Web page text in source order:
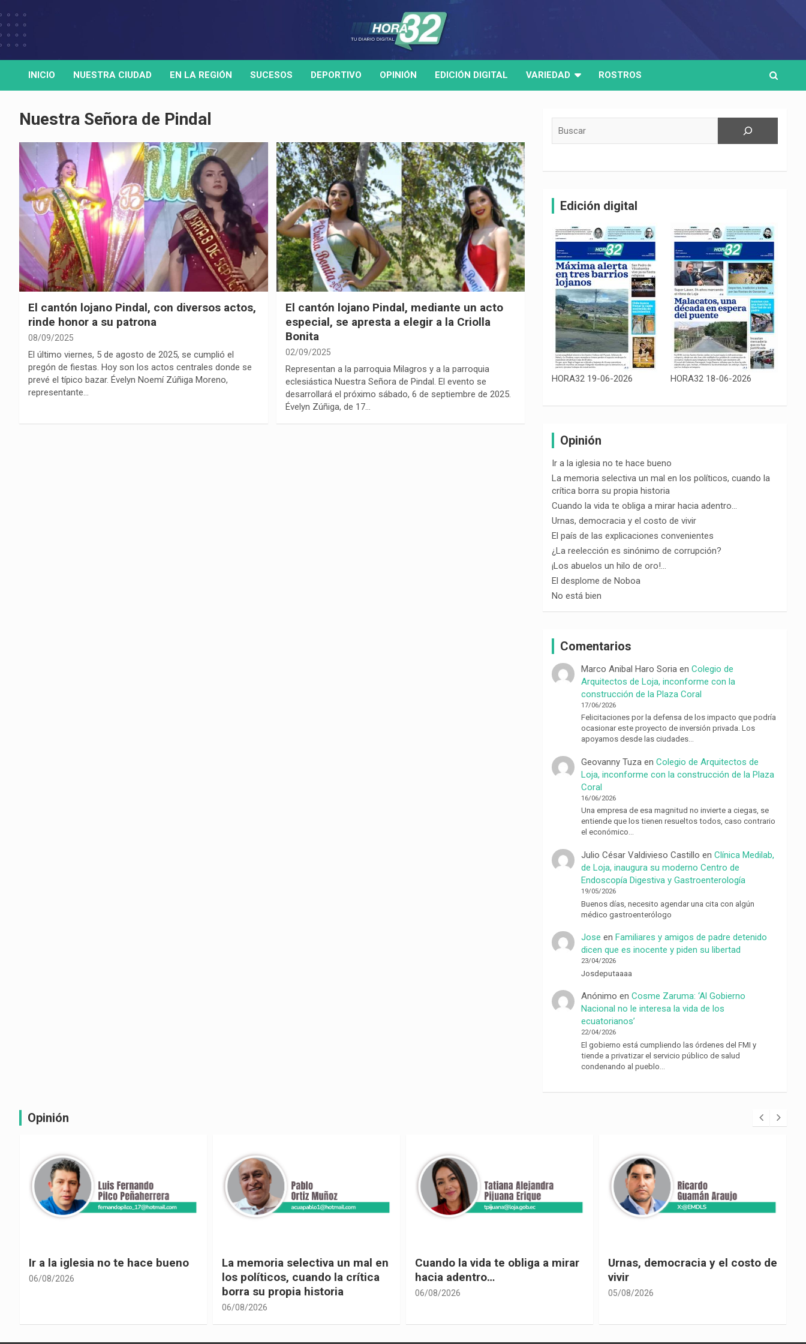
to
HORA32
Medio de comunicación digital
INICIO NUESTRA CIUDAD EN LA REGIÓN SUCESOS DEPORTIVO OPINIÓN EDICIÓN DIGITAL VARIEDAD ROSTROS
Nuestra Señora de Pindal
El cantón lojano Pindal, con diversos actos,
rinde honor a su patrona
08/09/2025
El último viernes, 5 de agosto de 2025, se cumplió el
pregón de fiestas. Hoy son los actos centrales donde se
prevé el típico bazar. Évelyn Noemí Zúñiga Moreno,
representante…
El cantón lojano Pindal, mediante un acto
especial, se apresta a elegir a la Criolla
Bonita
02/09/2025
Representan a la parroquia Milagros y a la parroquia
eclesiástica Nuestra Señora de Pindal. El evento se
desarrollará el próximo sábado, 6 de septiembre de 2025.
Évelyn Zúñiga, de 17…
Edición digital
HORA32 19-06-2026 HORA32 18-06-2026
Opinión
Ir a la iglesia no te hace bueno
La memoria selectiva un mal en los políticos, cuando la
crítica borra su propia historia
Cuando la vida te obliga a mirar hacia adentro…
Urnas, democracia y el costo de vivir
El país de las explicaciones convenientes
¿La reelección es sinónimo de corrupción?
¡Los abuelos un hilo de oro!…
El desplome de Noboa
No está bien
Comentarios
Marco Anibal Haro Soria enColegio de
Arquitectos de Loja, inconforme con la
construcción de la Plaza Coral
17/06/2026
Felicitaciones por la defensa de los impacto que podría
ocasionar este proyecto de inversión privada. Los
apoyamos desde las ciudades…
Geovanny Tuza enColegio de Arquitectos de
Loja, inconforme con la construcción de la Plaza
Coral
16/06/2026
Una empresa de esa magnitud no invierte a ciegas, se
entiende que los tienen resueltos todos, caso contrario
el económico…
Julio César Valdivieso Castillo enClínica Medilab,
de Loja, inaugura su moderno Centro de
Endoscopía Digestiva y Gastroenterología
19/05/2026
Buenos días, necesito agendar una cita con algún
médico gastroenterólogo
Jose enFamiliares y amigos de padre detenido
dicen que es inocente y piden su libertad
23/04/2026
Josdeputaaaa
Anónimo enCosme Zaruma: ‘Al Gobierno
Nacional no le interesa la vida de los
ecuatorianos’
22/04/2026
El gobierno está cumpliendo las órdenes del FMI y
tiende a privatizar el servicio público de salud
condenando al pueblo…
Opinión
La memoria selectiva un mal en
los políticos, cuando la crítica
Cuando la vida te obliga a mirar
hacia adentro…
06/08/2026
Urnas, democracia y el costo de
vivir
05/08/2026
El país de las explicaciones
convenientes
05/08/2026